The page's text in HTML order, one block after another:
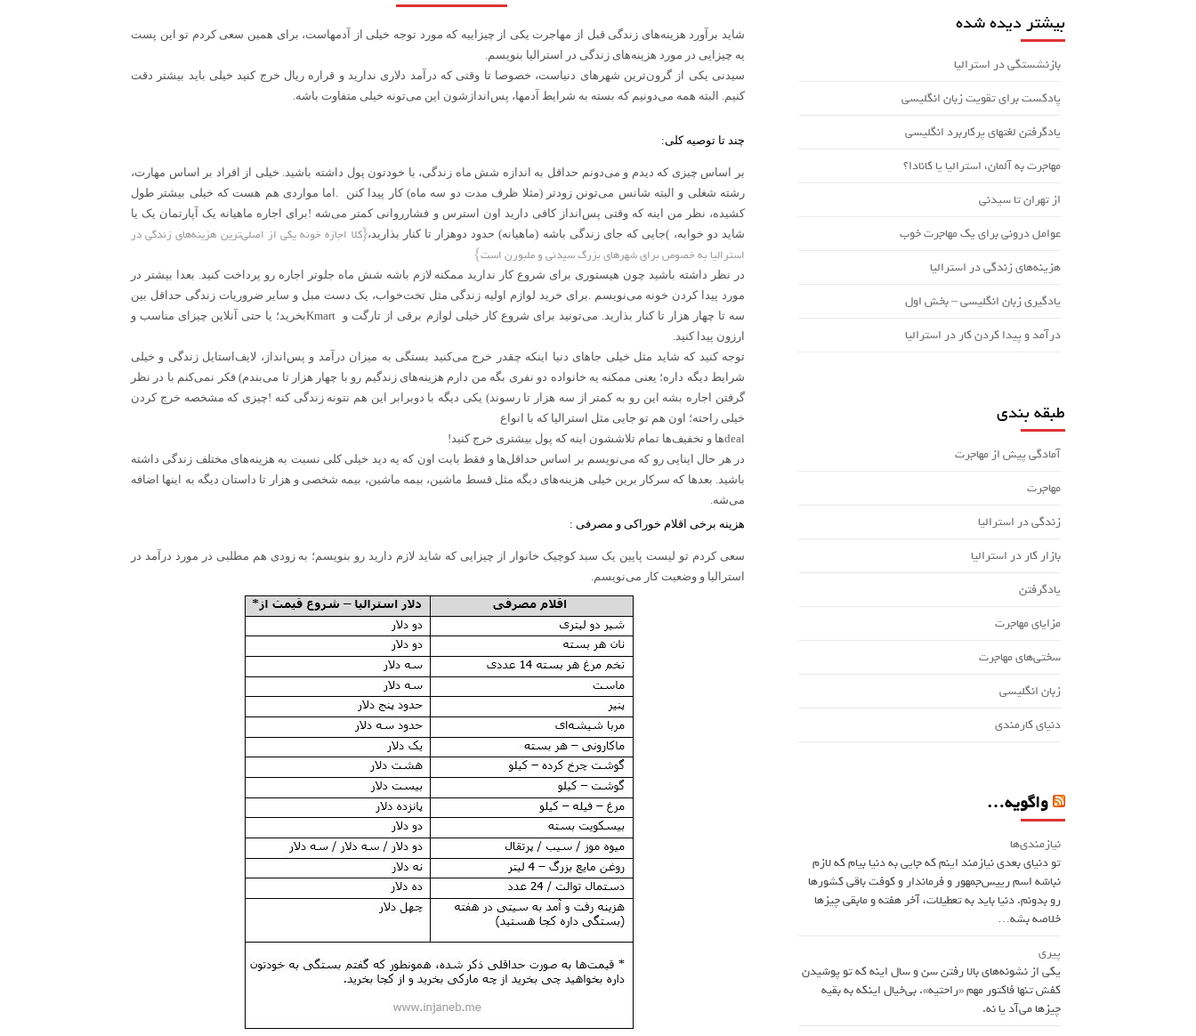
شاید برآورد هزینه‌های زندگی قبل از مهاجرت یکی از چیزاییه که مورد توجه خیلی از آدمهاست، برای همین سعی کردم تو این پست
یه چیزایی در مورد هزینه‌های زندگی در استرالیا بنویسم.
سیدنی یکی از گرون‌ترین شهرهای دنیاست، خصوصا تا وقتی که درآمد دلاری ندارید و قراره ريال خرج کنید خیلی باید بیشتر دقت
کنیم. البته همه می‌دونیم که بسته به شرایط آدمها، پس‌اندازشون این می‌تونه خیلی متفاوت باشه.
چند تا توصیه کلی:
بر اساس چیزی که دیدم و می‌دونم حداقل به اندازه شش ماه زندگی، با خودتون پول داشته باشید. خیلی از افراد بر اساس مهارت،
رشته شغلی و البته شانس می‌تونن زودتر (مثلا ظرف مدت دو سه ماه) کار پیدا کنن . اما مواردی هم هست که خیلی بیشتر طول
کشیده، نظر من اینه که وقتی پس‌انداز کافی دارید اون استرس و فشارروانی کمتر می‌شه !برای اجاره ماهیانه یک آپارتمان یک یا
شاید دو خوابه، )جایی که جای زندگی باشه (ماهیانه) حدود دوهزار تا کنار بذارید،{کلا اجازه خونه یکی از اصلی‌ترین هزینه‌های زندگی در
استرالیا به خصوص برای شهرهای بزرگ سیدنی و ملبورن است}
در نظر داشته باشید چون هیستوری برای شروع کار ندارید ممکنه لازم باشه شش ماه جلوتر اجاره رو پرداخت کنید. بعدا بیشتر در
مورد پیدا کردن خونه می‌نویسم .برای خرید لوازم اولیه زندگی مثل تخت‌خواب، یک دست مبل و سایر ضروریات زندگی حداقل بین
سه تا چهار هزار تا کنار بذارید. می‌تونید برای شروع کار خیلی لوازم برقی از تارگت و Kmartبخرید؛ یا حتی آنلاین چیزای مناسب و
ارزون پیدا کنید.
توجه کنید که شاید مثل خیلی جاهای دنیا اینکه چقدر خرج می‌کنید بستگی به میزان درآمد و پس‌انداز، لایف‌استایل زندگی و خیلی
شرایط دیگه داره؛ یعنی ممکنه یه خانواده دو نفری بگه من دارم هزینه‌های زندگیم رو با چهار هزار تا می‌بندم(فکر نمی‌کنم با در نظر
گرفتن اجاره بشه این رو به کمتر از سه هزار تا رسوند) یکی دیگه با دوبرابر این هم نتونه زندگی کنه !چیزی که مشخصه خرج کردن
خیلی راحته؛ اون هم تو جایی مثل استرالیا که با انواع
dealها و تخفیف‌ها تمام تلاششون اینه که پول بیشتری خرج کنید!
در هر حال اینایی رو که می‌نویسم بر اساس حداقل‌ها و فقط بابت اون که یه دید خیلی کلی نسبت به هزینه‌های مختلف زندگی داشته
باشید. بعدها که سرکار برین خیلی هزینه‌های دیگه مثل قسط ماشین، بیمه ماشین، بیمه‌ شخصی و هزار تا داستان دیگه به اینها اضافه
می‌شه.
هزینه برخی اقلام خوراکی و مصرفی :
سعی کردم تو لیست پایین یک سبد کوچیک خانوار از چیزایی که شاید لازم دارید رو بنویسم؛ به زودی هم مطلبی در مورد درآمد در
استرالیا و وضعیت کار می‌نویسم.
بیشتر دیده شده
بازنشستگی در استرالیا
پادکست برای تقویت زبان انگلیسی
یادگرفتن لغتهای پرکاربرد انگلیسی
مهاجرت به آلمان، استرالیا یا کانادا؟
از تهران تا سیدنی
عوامل درونی برای یک مهاجرت خوب
هزینه‌های زندگی در استرالیا
یادگیری زبان انگلیسی – بخش اول
درآمد و پیدا کردن کار در استرالیا
طبقه بندی
آمادگی پیش از مهاجرت
مهاجرت
زندگی در استرالیا
بازار کار در استرالیا
یادگرفتن
مزایای مهاجرت
سختی‌های مهاجرت
زبان انگلیسی
دنیای کارمندی
واگویه…
نیازمندی‌ها
تو دنیای بعدی نیازمند اینم که جایی به دنیا بیام که لازم
نباشه اسم ريیس‌جمهور و فرماندار و کوفت باقی کشورها
رو بدونم. دنیا باید به تعطیلات، آخر هفته و مابقی چیزها
خلاصه بشه…
پیری
یکی از نشونه‌های بالا رفتن سن و سال اینه که تو پوشیدن
کفش تنها فاکتور مهم «راحتیه». بی‌خیال اینکه به بقیه
چیزها می‌آد یا نه.